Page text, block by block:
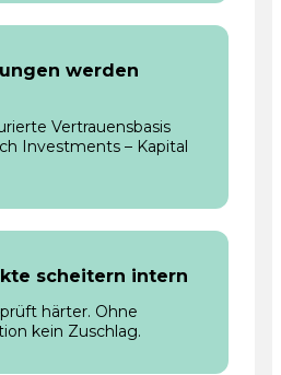
werden
Vertrauensbasis
Investments – Kapital
scheitern intern
härter. Ohne
kein Zuschlag.